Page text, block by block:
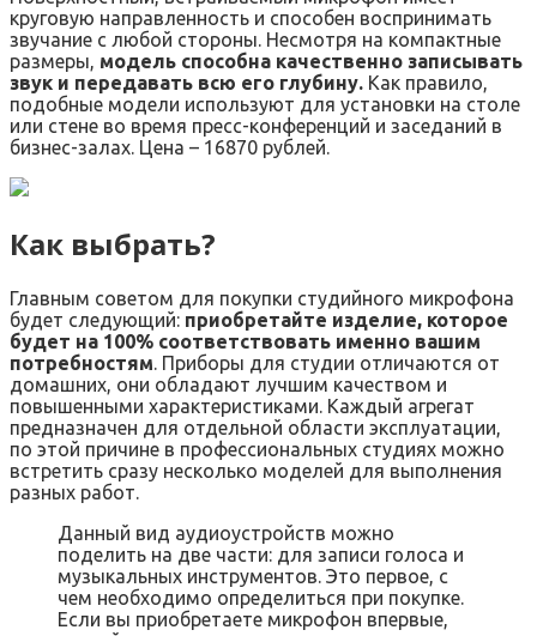
круговую направленность и способен воспринимать
звучание с любой стороны. Несмотря на компактные
размеры, модель способна качественно записывать
звук и передавать всю его глубину. Как правило,
подобные модели используют для установки на столе
или стене во время пресс-конференций и заседаний в
бизнес-залах. Цена – 16870 рублей.
Как выбрать?
Главным советом для покупки студийного микрофона
будет следующий: приобретайте изделие, которое
будет на 100% соответствовать именно вашим
потребностям. Приборы для студии отличаются от
домашних, они обладают лучшим качеством и
повышенными характеристиками. Каждый агрегат
предназначен для отдельной области эксплуатации,
по этой причине в профессиональных студиях можно
встретить сразу несколько моделей для выполнения
разных работ.
Данный вид аудиоустройств можно
поделить на две части: для записи голоса и
музыкальных инструментов. Это первое, с
чем необходимо определиться при покупке.
Если вы приобретаете микрофон впервые,